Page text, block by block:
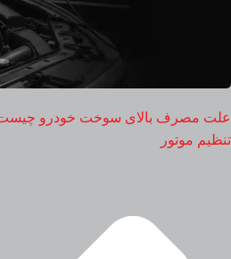
علت مصرف بالای سوخت خودرو
تنظیم موتور